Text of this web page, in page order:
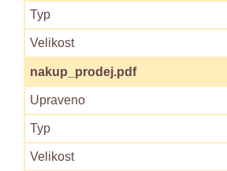
nakup_prodej.pdf